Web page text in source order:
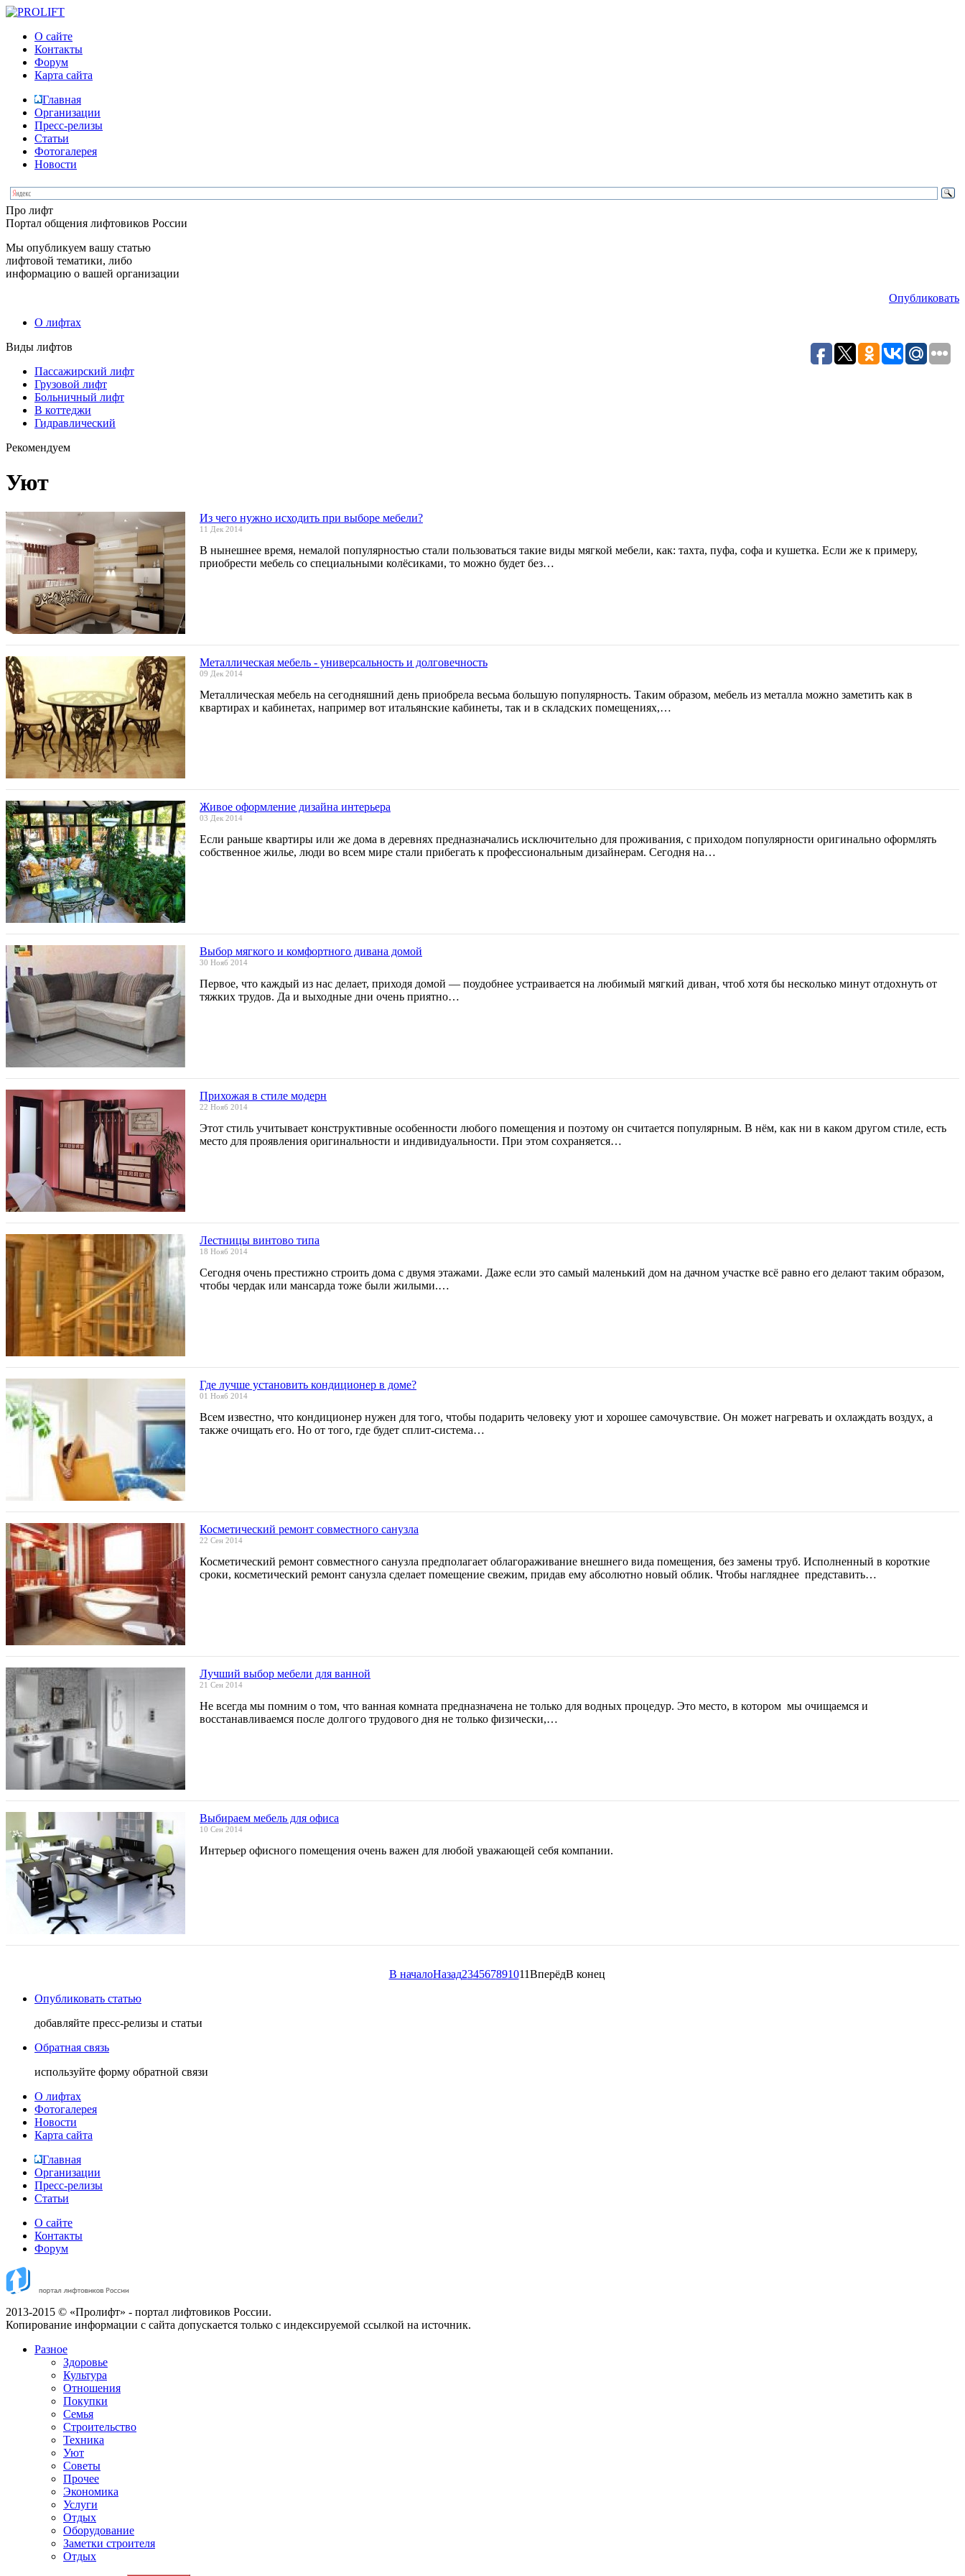
О сайте
Контакты
Форум
Карта сайта
Главная
Организации
Пресс-релизы
Статьи
Фотогалерея
Новости
Про лифт
Портал общения лифтовиков России
Мы опубликуем вашу статью
лифтовой тематики, либо
информацию о вашей организации
Опубликовать
О лифтах
Виды лифтов
Пассажирский лифт
Грузовой лифт
Больничный лифт
В коттеджи
Гидравлический
Рекомендуем
Уют
Из чего нужно исходить при выборе мебели?
11 Дек 2014
В нынешнее время, немалой популярностью стали пользоваться такие виды мягкой мебели, как: тахта, пуфа, софа и кушетка. Если же к примеру,
приобрести мебель со специальными колёсиками, то можно будет без…
Металлическая мебель - универсальность и долговечность
09 Дек 2014
Металлическая мебель на сегодняшний день приобрела весьма большую популярность. Таким образом, мебель из металла можно заметить как в
квартирах и кабинетах, например вот итальянские кабинеты, так и в складских помещениях,…
Живое оформление дизайна интерьера
03 Дек 2014
Если раньше квартиры или же дома в деревнях предназначались исключительно для проживания, с приходом популярности оригинально оформлять
собственное жилье, люди во всем мире стали прибегать к профессиональным дизайнерам. Сегодня на…
Выбор мягкого и комфортного дивана домой
30 Нояб 2014
Первое, что каждый из нас делает, приходя домой — поудобнее устраивается на любимый мягкий диван, чтоб хотя бы несколько минут отдохнуть от
тяжких трудов. Да и выходные дни очень приятно…
Прихожая в стиле модерн
22 Нояб 2014
Этот стиль учитывает конструктивные особенности любого помещения и поэтому он считается популярным. В нём, как ни в каком другом стиле, есть
место для проявления оригинальности и индивидуальности. При этом сохраняется…
Лестницы винтово типа
18 Нояб 2014
Сегодня очень престижно строить дома с двумя этажами. Даже если это самый маленький дом на дачном участке всё равно его делают таким образом,
чтобы чердак или мансарда тоже были жилыми.…
Где лучше установить кондиционер в доме?
01 Нояб 2014
Всем известно, что кондиционер нужен для того, чтобы подарить человеку уют и хорошее самочувствие. Он может нагревать и охлаждать воздух, а
также очищать его. Но от того, где будет сплит-система…
Косметический ремонт совместного санузла
22 Сен 2014
Косметический ремонт совместного санузла предполагает облагораживание внешнего вида помещения, без замены труб. Исполненный в короткие
сроки, косметический ремонт санузла сделает помещение свежим, придав ему абсолютно новый облик. Чтобы нагляднее представить…
Лучший выбор мебели для ванной
21 Сен 2014
Не всегда мы помним о том, что ванная комната предназначена не только для водных процедур. Это место, в котором мы очищаемся и
восстанавливаемся после долгого трудового дня не только физически,…
Выбираем мебель для офиса
10 Сен 2014
Интерьер офисного помещения очень важен для любой уважающей себя компании.
В началоНазад234567891011ВперёдВ конец
Опубликовать статью
добавляйте пресс-релизы и статьи
Обратная связь
используйте форму обратной связи
О лифтах
Фотогалерея
Новости
Карта сайта
Главная
Организации
Пресс-релизы
Статьи
О сайте
Контакты
Форум
2013-2015 © «Пролифт» - портал лифтовиков России.
Копирование информации с сайта допускается только с индексируемой ссылкой на источник.
Разное
Здоровье
Культура
Отношения
Покупки
Семья
Строительство
Техника
Уют
Советы
Прочее
Экономика
Услуги
Отдых
Оборудование
Заметки строителя
Отдых